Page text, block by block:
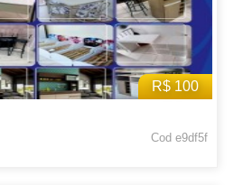
R$ 100
Cod e9df5f